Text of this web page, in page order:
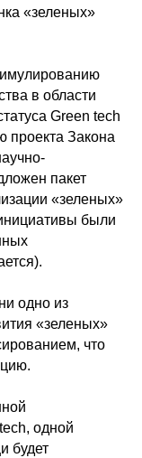
«зеленых»
в области
Green tech
проекта Закона
пакет
«зеленых»
были
одно из
«зеленых»
что
одной
будет